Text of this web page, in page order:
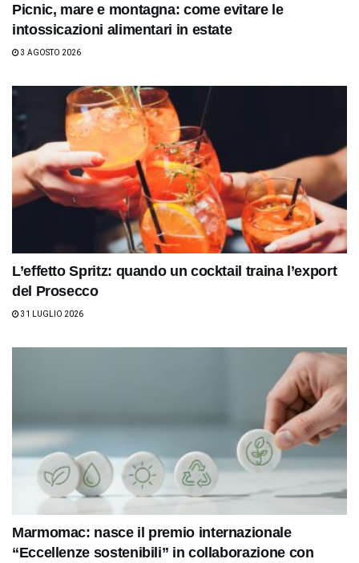
Picnic, mare e montagna: come evitare le
intossicazioni alimentari in estate
3 AGOSTO 2026
L’effetto Spritz: quando un cocktail traina l’export
del Prosecco
31 LUGLIO 2026
Marmomac: nasce il premio internazionale
“Eccellenze sostenibili” in collaborazione con